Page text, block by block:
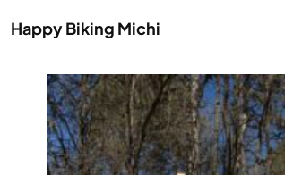
Happy Biking Michi